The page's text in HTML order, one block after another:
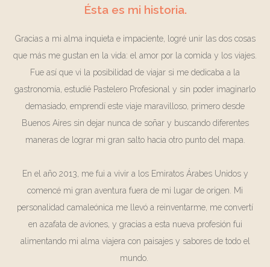
Ésta es mi historia.
Gracias a mi alma inquieta e impaciente, logré unir las dos cosas
que más me gustan en la vida: el amor por la comida y los viajes.
Fue así que vi la posibilidad de viajar si me dedicaba a la
gastronomía, estudié Pastelero Profesional y sin poder imaginarlo
demasiado, emprendí este viaje maravilloso, primero desde
Buenos Aires sin dejar nunca de soñar y buscando diferentes
maneras de lograr mi gran salto hacia otro punto del mapa.
En el año 2013, me fui a vivir a los Emiratos Árabes Unidos y
comencé mi gran aventura fuera de mi lugar de origen. Mi
personalidad camaleónica me llevó a reinventarme, me convertí
en azafata de aviones, y gracias a esta nueva profesión fui
alimentando mi alma viajera con paisajes y sabores de todo el
mundo.